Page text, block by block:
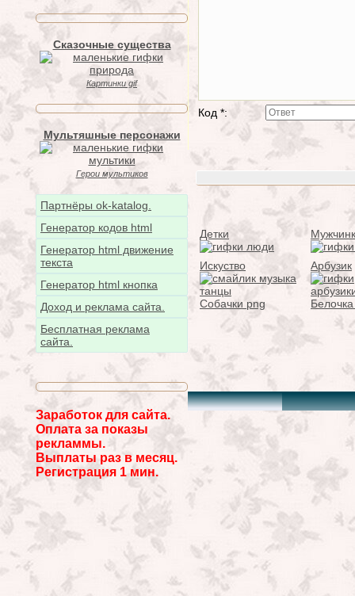
Сказочные существа
Картинки gif
Мультяшные персонажи
Герои мультиков
Партнёры ok-katalog.
Генератор кодов html
Генератор html движение
текста
Генератор html кнопка
Доход и реклама сайта.
Бесплатная реклама
сайта.
Заработок для сайта.
Оплата за показы
рекламмы.
Выплаты раз в месяц.
Регистрация 1 мин.
Код *:
Детки
Искуство Арбузик
Собачки png